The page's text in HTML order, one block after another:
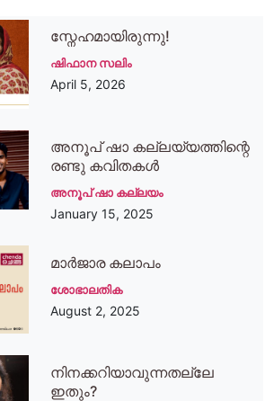
സ്നേഹമായിരുന്നു!
ഷിഫാന സലിം
April 5, 2026
അനൂപ് ഷാ കല്ലയ്യത്തിന്റെ
രണ്ടു കവിതകള്‍
അനൂപ് ഷാ കല്ലയം
January 15, 2025
മാര്‍ജാര കലാപം
ശോഭാലതിക
August 2, 2025
നിനക്കറിയാവുന്നതല്ലേ
ഇതും?